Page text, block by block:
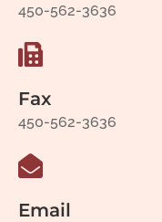
450-562-3636
Fax
450-562-3636
Email